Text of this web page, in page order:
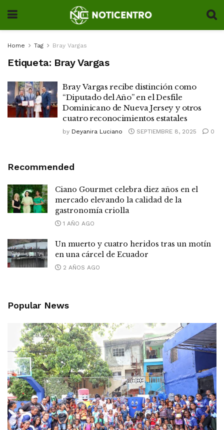
Home Tag Bray Vargas
Etiqueta: Bray Vargas
Bray Vargas recibe distinción como
“Diputado del Año” en el Desfile
Dominicano de Nueva Jersey y otros
cuatro reconocimientos estatales
by Deyanira Luciano SEPTIEMBRE 8, 2025 0
Recommended
Ciano Gourmet celebra diez años en el
mercado elevando la calidad de la
gastronomía criolla
1 AÑO AGO
Un muerto y cuatro heridos tras un motín
en una cárcel de Ecuador
2 AÑOS AGO
Popular News